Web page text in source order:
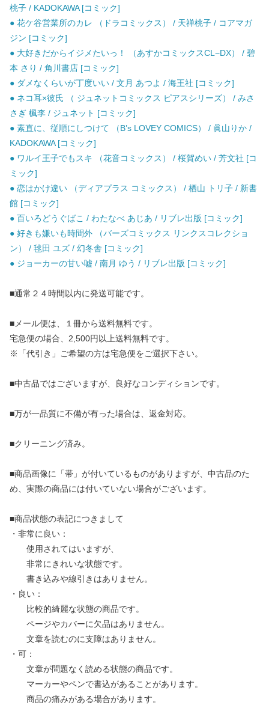
桃子 / KADOKAWA [コミック]
● 花ケ谷営業所のカレ （ドラコミックス） / 天禅桃子 / コアマガ
ジン [コミック]
● 大好きだからイジメたいっ！ （あすかコミックスCL−DX） / 碧
本 さり / 角川書店 [コミック]
● ダメなくらいが丁度いい / 文月 あつよ / 海王社 [コミック]
● ネコ耳×彼氏 （ ジュネットコミックス ピアスシリーズ） / みさ
さぎ 楓李 / ジュネット [コミック]
● 素直に、従順にしつけて （B’s LOVEY COMICS） / 眞山りか /
KADOKAWA [コミック]
● ワルイ王子でもスキ （花音コミックス） / 桜賀めい / 芳文社 [コ
ミック]
● 恋はかけ違い （ディアプラス コミックス） / 栖山 トリ子 / 新書
館 [コミック]
● 百いろどうぐばこ / わたなべ あじあ / リブレ出版 [コミック]
● 好きも嫌いも時間外 （バーズコミックス リンクスコレクショ
ン） / 毬田 ユズ / 幻冬舎 [コミック]
● ジョーカーの甘い嘘 / 南月 ゆう / リブレ出版 [コミック]
■通常２４時間以内に発送可能です。
■メール便は、１冊から送料無料です。
宅急便の場合、2,500円以上送料無料です。
※「代引き」ご希望の方は宅急便をご選択下さい。
■中古品ではございますが、良好なコンディションです。
■万が一品質に不備が有った場合は、返金対応。
■クリーニング済み。
■商品画像に「帯」が付いているものがありますが、中古品のた
め、実際の商品には付いていない場合がございます。
■商品状態の表記につきまして
・非常に良い：
使用されてはいますが、
非常にきれいな状態です。
書き込みや線引きはありません。
・良い：
比較的綺麗な状態の商品です。
ページやカバーに欠品はありません。
文章を読むのに支障はありません。
・可：
文章が問題なく読める状態の商品です。
マーカーやペンで書込があることがあります。
商品の痛みがある場合があります。